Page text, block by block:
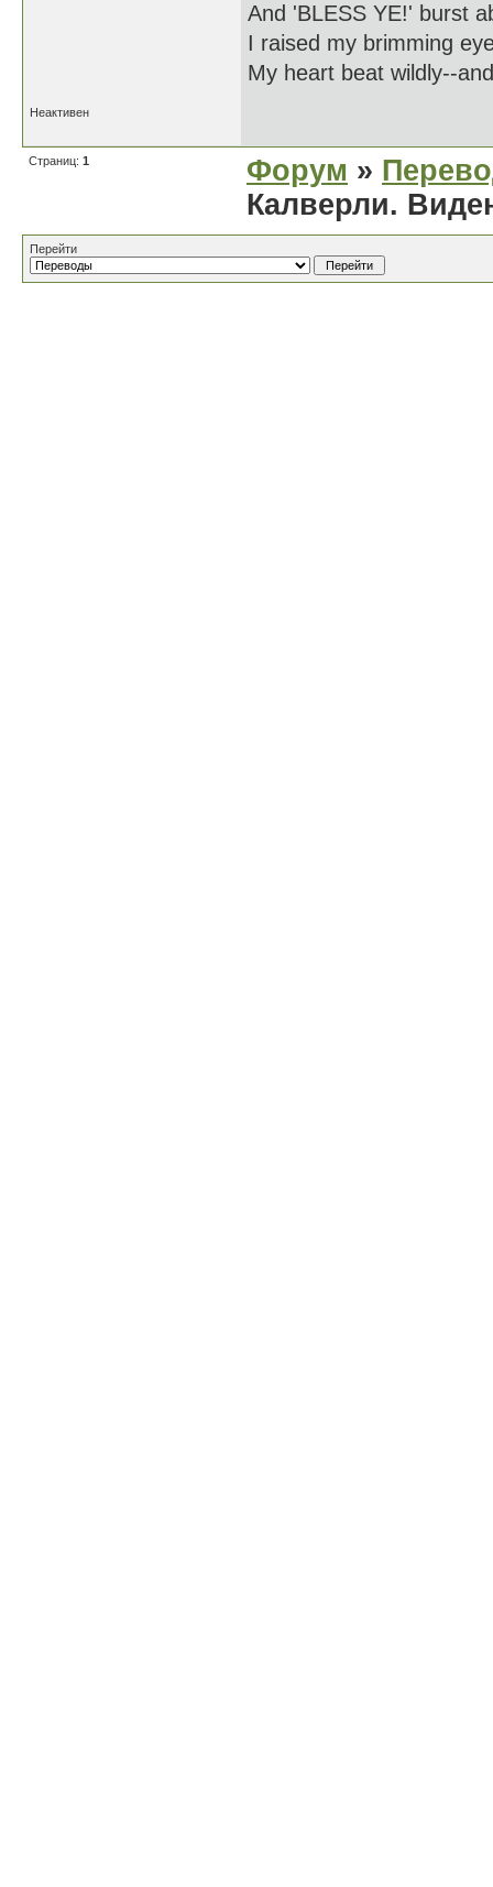
And 'BLESS YE!' burst
I raised my brimming
My heart beat wildly--
Неактивен
Страниц: 1 Форум »
Калверли.
Перейти